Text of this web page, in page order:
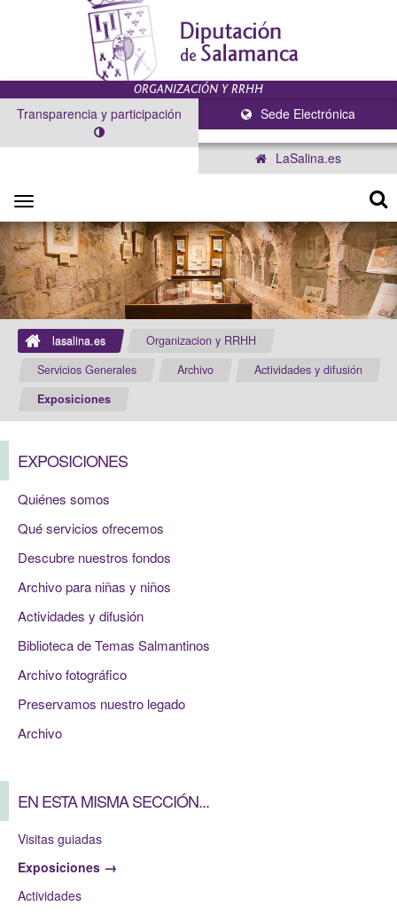
Sede Electrónica
Transparencia y participación
LaSalina.es
Toggle
navigation
lasalina.es
Organizacion y RRHH
Servicios Generales
Archivo
Actividades y difusión
Exposiciones
EXPOSICIONES
Quiénes somos
Qué servicios ofrecemos
Descubre nuestros fondos
Archivo para niñas y niños
Actividades y difusión
Biblioteca de Temas Salmantinos
Archivo fotográfico
Preservamos nuestro legado
Archivo
EN ESTA MISMA SECCIÓN...
Visitas guiadas
Exposiciones
Actividades